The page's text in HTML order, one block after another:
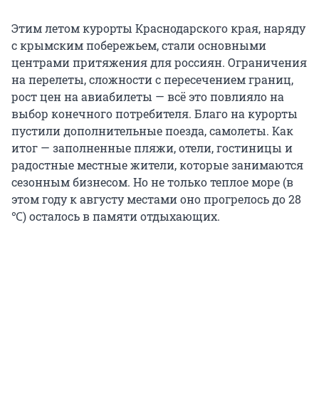
Этим летом курорты Краснодарского края, наряду
с крымским побережьем, стали основными
центрами притяжения для россиян. Ограничения
на перелеты, сложности с пересечением границ,
рост цен на авиабилеты — всё это повлияло на
выбор конечного потребителя. Благо на курорты
пустили дополнительные поезда, самолеты. Как
итог — заполненные пляжи, отели, гостиницы и
радостные местные жители, которые занимаются
сезонным бизнесом. Но не только теплое море (в
этом году к августу местами оно прогрелось до 28
℃) осталось в памяти отдыхающих.